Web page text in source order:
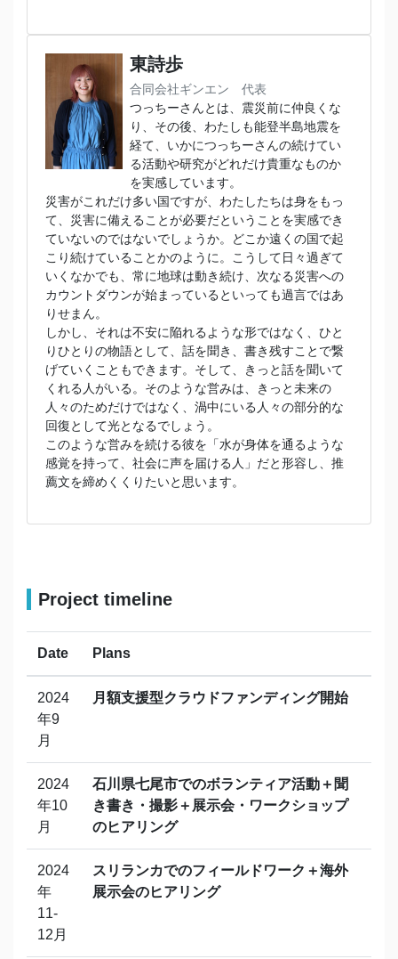
東詩歩
合同会社ギンエン 代表
つっちーさんとは、震災前に仲良くな
り、その後、わたしも能登半島地震を
経て、いかにつっちーさんの続けてい
る活動や研究がどれだけ貴重なものか
を実感しています。
災害がこれだけ多い国ですが、わたしたちは身をもっ
て、災害に備えることが必要だということを実感でき
ていないのではないでしょうか。どこか遠くの国で起
こり続けていることかのように。こうして日々過ぎて
いくなかでも、常に地球は動き続け、次なる災害への
カウントダウンが始まっているといっても過言ではあ
りせまん。
しかし、それは不安に陥れるような形ではなく、ひと
りひとりの物語として、話を聞き、書き残すことで繋
げていくこともできます。そして、きっと話を聞いて
くれる人がいる。そのような営みは、きっと未来の
人々のためだけではなく、渦中にいる人々の部分的な
回復として光となるでしょう。
このような営みを続ける彼を「水が身体を通るような
感覚を持って、社会に声を届ける人」だと形容し、推
薦文を締めくくりたいと思います。
Project timeline
Date Plans
2024
年9
月
月額支援型クラウドファンディング開始
2024
年10
月
石川県七尾市でのボランティア活動＋聞
き書き・撮影＋展示会・ワークショップ
のヒアリング
2024
年
11-
12月
スリランカでのフィールドワーク＋海外
展示会のヒアリング